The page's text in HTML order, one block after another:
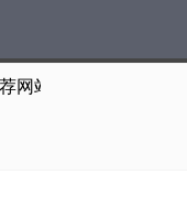
网站，非Google